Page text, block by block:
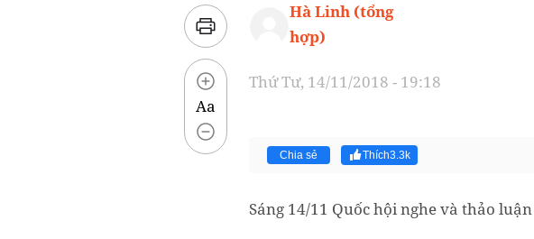
Aa
Hà Linh (tổng
hợp)
Thứ Tư, 14/11/2018 - 19:18
Chia sẻ Thích3.3k
Sáng 14/11 Quốc hội nghe và thảo